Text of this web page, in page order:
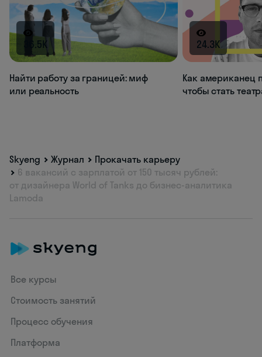
36.5K
Найти работу за границей: миф
или реальность
24.3K
Как американец
чтобы стать
Skyeng Журнал
Прокачать карьеру
6 вакансий с зарплатой от 150 тысяч рублей:
от дизайнера World of Tanks до бизнес-аналитика
Lamoda
Все курсы
Стоимость занятий
Процесс обучения
Платформа